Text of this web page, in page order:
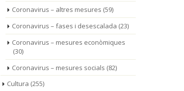
Coronavirus – altres mesures (59)
Coronavirus – fases i desescalada (23)
Coronavirus – mesures econòmiques
(30)
Coronavirus – mesures socials (82)
Cultura (255)